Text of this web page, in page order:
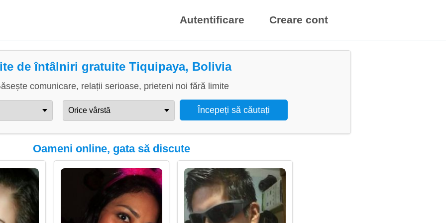
Autentificare Creare cont
de întâlniri gratuite Tiquipaya, Bolivia
comunicare, relații serioase, prieteni noi fără limite
Oameni online, gata să discute